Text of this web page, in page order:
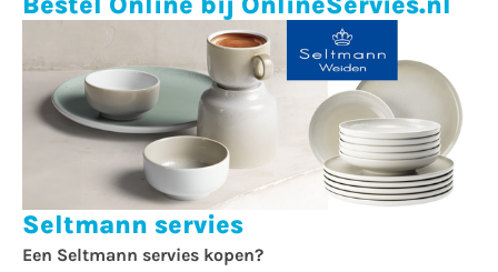
Seltmann servies
Een Seltmann servies kopen?